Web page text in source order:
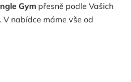
Gym přesně podle Vašich
nabídce máme vše od